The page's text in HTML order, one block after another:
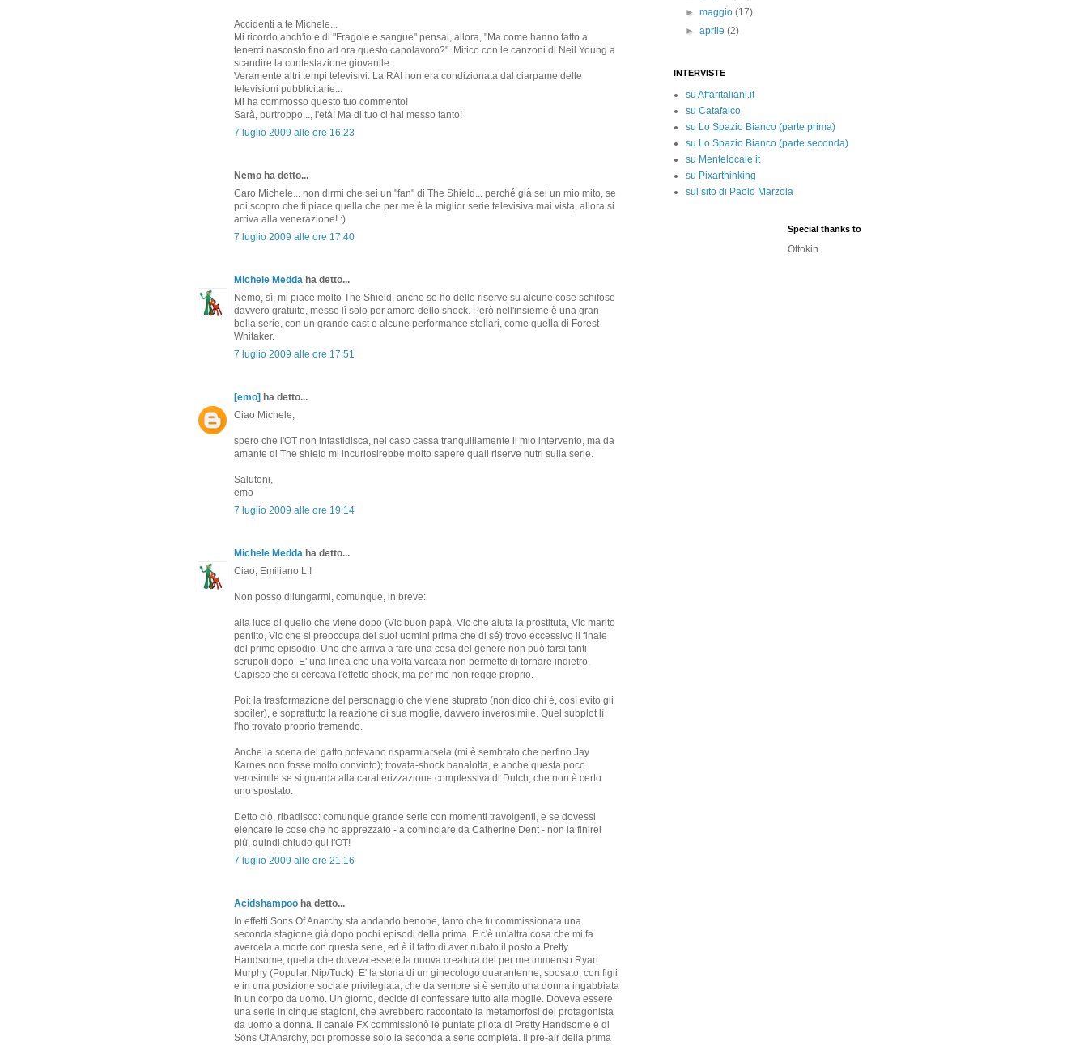
Accidenti a te Michele...
Mi ricordo anch'io e di "Fragole e sangue" pensai, allora, "Ma come hanno fatto a
tenerci nascosto fino ad ora questo capolavoro?". Mitico con le canzoni di Neil Young a
scandire la contestazione giovanile.
Veramente altri tempi televisivi. La RAI non era condizionata dal ciarpame delle
televisioni pubblicitarie...
Mi ha commosso questo tuo commento!
Sarà, purtroppo..., l'età! Ma di tuo ci hai messo tanto!
7 luglio 2009 alle ore 16:23
Nemo ha detto...
Caro Michele... non dirmi che sei un "fan" di The Shield... perché già sei un mio mito, se
poi scopro che ti piace quella che per me è la miglior serie televisiva mai vista, allora si
arriva alla venerazione! :)
7 luglio 2009 alle ore 17:40
Michele Medda ha detto...
Nemo, sì, mi piace molto The Shield, anche se ho delle riserve su alcune cose schifose
davvero gratuite, messe lì solo per amore dello shock. Però nell'insieme è una gran
bella serie, con un grande cast e alcune performance stellari, come quella di Forest
Whitaker.
7 luglio 2009 alle ore 17:51
[emo] ha detto...
Ciao Michele,
spero che l'OT non infastidisca, nel caso cassa tranquillamente il mio intervento, ma da
amante di The shield mi incuriosirebbe molto sapere quali riserve nutri sulla serie.
Salutoni,
emo
7 luglio 2009 alle ore 19:14
Michele Medda ha detto...
Ciao, Emiliano L.!
Non posso dilungarmi, comunque, in breve:
alla luce di quello che viene dopo (Vic buon papà, Vic che aiuta la prostituta, Vic marito
pentito, Vic che si preoccupa dei suoi uomini prima che di sé) trovo eccessivo il finale
del primo episodio. Uno che arriva a fare una cosa del genere non può farsi tanti
scrupoli dopo. E' una linea che una volta varcata non permette di tornare indietro.
Capisco che si cercava l'effetto shock, ma per me non regge proprio.
Poi: la trasformazione del personaggio che viene stuprato (non dico chi è, così evito gli
spoiler), e soprattutto la reazione di sua moglie, davvero inverosimile. Quel subplot lì
l'ho trovato proprio tremendo.
Anche la scena del gatto potevano risparmiarsela (mi è sembrato che perfino Jay
Karnes non fosse molto convinto); trovata-shock banalotta, e anche questa poco
verosimile se si guarda alla caratterizzazione complessiva di Dutch, che non è certo
uno spostato.
Detto ciò, ribadisco: comunque grande serie con momenti travolgenti, e se dovessi
elencare le cose che ho apprezzato - a cominciare da Catherine Dent - non la finirei
più, quindi chiudo qui l'OT!
7 luglio 2009 alle ore 21:16
Acidshampoo ha detto...
In effetti Sons Of Anarchy sta andando benone, tanto che fu commissionata una
seconda stagione già dopo pochi episodi della prima. E c'è un'altra cosa che mi fa
avercela a morte con questa serie, ed è il fatto di aver rubato il posto a Pretty
Handsome, quella che doveva essere la nuova creatura del per me immenso Ryan
Murphy (Popular, Nip/Tuck). E' la storia di un ginecologo quarantenne, sposato, con figli
e in una posizione sociale privilegiata, che da sempre si è sentito una donna ingabbiata
in un corpo da uomo. Un giorno, decide di confessare tutto alla moglie. Doveva essere
una serie in cinque stagioni, che avrebbero raccontato la metamorfosi del protagonista
da uomo a donna. Il canale FX commissionò le puntate pilota di Pretty Handsome e di
Sons Of Anarchy, poi promosse solo la seconda a serie completa. Il pre-air della prima
►maggio(17)
►aprile(2)
INTERVISTE
su Affaritaliani.it
su Catafalco
su Lo Spazio Bianco (parte prima)
su Lo Spazio Bianco (parte seconda)
su Mentelocale.it
su Pixarthinking
sul sito di Paolo Marzola
Special thanks to
Ottokin